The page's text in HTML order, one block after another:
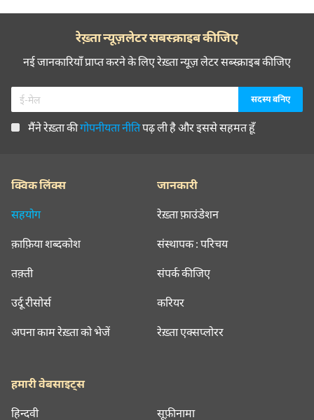
रेख़्ता न्यूज़लेटर सबस्क्राइब कीजिए
नई जानकारियाँ प्राप्त करने के लिए रेख़्ता न्यूज़ लेटर सब्स्क्राइब कीजिए
मैंने रेख़्ता कीगोपनीयता नीतिपढ़ ली है और इससे सहमत हूँ
क्विक लिंक्स
सहयोग
क़ाफ़िया शब्दकोश
तक़्ती
उर्दू रीसोर्स
अपना काम रेख़्ता को भेजें
जानकारी
रेख़्ता फ़ाउंडेशन
संस्थापक : परिचय
संपर्क कीजिए
करियर
रेख़्ता एक्सप्लोरर
हमारी वेबसाइट्स
हिन्दवी सूफ़ीनामा